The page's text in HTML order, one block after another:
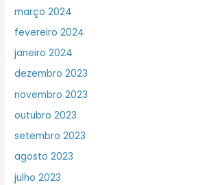
março 2024
fevereiro 2024
janeiro 2024
dezembro 2023
novembro 2023
outubro 2023
setembro 2023
agosto 2023
julho 2023